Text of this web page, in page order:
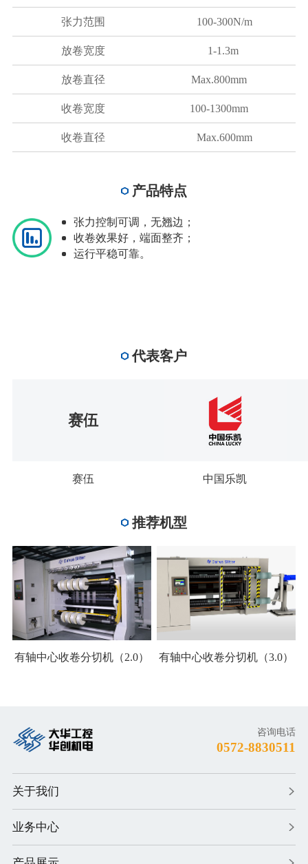
张力范围 100-300N/m
放卷宽度 1-1.3m
放卷直径 Max.800mm
收卷宽度 100-1300mm
收卷直径 Max.600mm
产品特点
张力控制可调，无翘边；
收卷效果好，端面整齐；
运行平稳可靠。
代表客户
赛伍
赛伍 中国乐凯
推荐机型
有轴中心收卷分切机（2.0） 有轴中心收卷分切机（3.0）
咨询电话
0572-8830511
关于我们
业务中心